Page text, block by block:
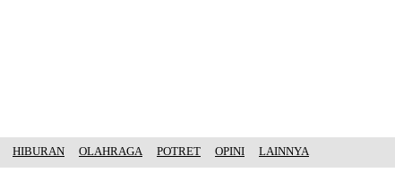
HIBURAN OLAHRAGA POTRET OPINI LAINNYA